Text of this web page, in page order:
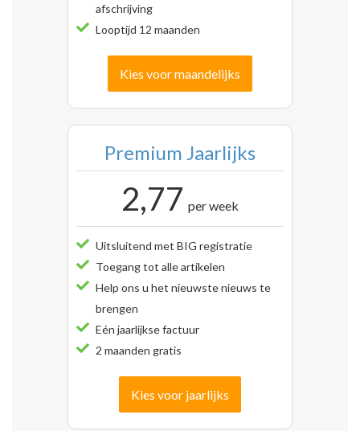
afschrijving
Looptijd 12 maanden
Kies voor maandelijks
Premium Jaarlijks
2,77 per week
Uitsluitend met BIG registratie
Toegang tot alle artikelen
Help ons u het nieuwste nieuws te
brengen
Eén jaarlijkse factuur
2 maanden gratis
Kies voor jaarlijks